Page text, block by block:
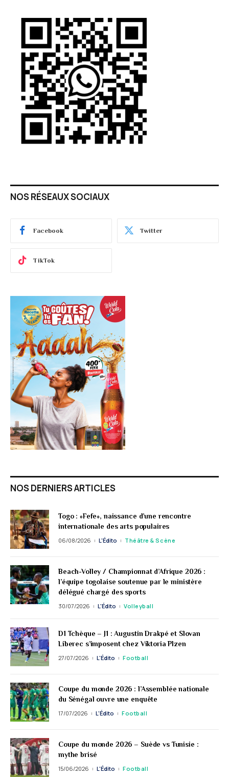
NOS RÉSEAUX SOCIAUX
Facebook Twitter
TikTok
NOS DERNIERS ARTICLES
Togo : «Fefe», naissance d’une rencontre
internationale des arts populaires
06/08/2026 L'Édito Théâtre & Scène
Beach-Volley / Championnat d’Afrique 2026 :
l’équipe togolaise soutenue par le ministère
délégué chargé des sports
30/07/2026 L'Édito Volleyball
D1 Tchèque – J1 : Augustin Drakpé et Slovan
Liberec s’imposent chez Viktoria Plzen
27/07/2026 L'Édito Football
Coupe du monde 2026 : l’Assemblée nationale
du Sénégal ouvre une enquête
17/07/2026 L'Édito Football
Coupe du monde 2026 – Suède vs Tunisie :
mythe brisé
15/06/2026 L'Édito Football